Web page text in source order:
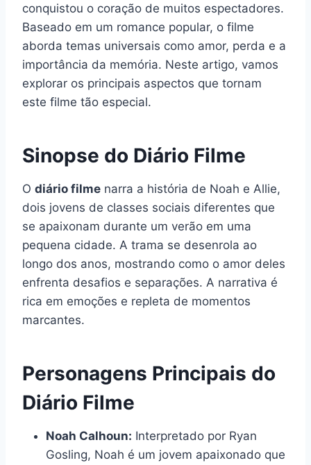
conquistou o coração de muitos espectadores.
Baseado em um romance popular, o filme
aborda temas universais como amor, perda e a
importância da memória. Neste artigo, vamos
explorar os principais aspectos que tornam
este filme tão especial.
Sinopse do Diário Filme
O diário filme narra a história de Noah e Allie,
dois jovens de classes sociais diferentes que
se apaixonam durante um verão em uma
pequena cidade. A trama se desenrola ao
longo dos anos, mostrando como o amor deles
enfrenta desafios e separações. A narrativa é
rica em emoções e repleta de momentos
marcantes.
Personagens Principais do
Diário Filme
Noah Calhoun: Interpretado por Ryan
Gosling, Noah é um jovem apaixonado que